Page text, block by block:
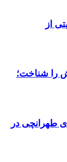
از
را شناخت؛
طهرانچی در